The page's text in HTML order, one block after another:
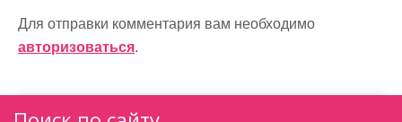
г
а
ц
Для отправки комментария вам необходимо
авторизоваться.